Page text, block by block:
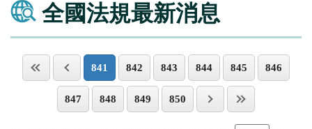
全國法規最新消息
841 842 843 844 845 846
847 848 849 850